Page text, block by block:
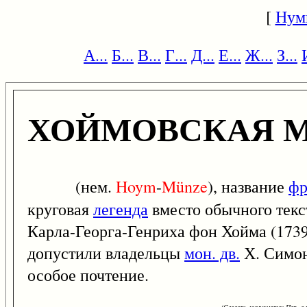
[
А... Б... В... Г... Д... Е... Ж... З...
ХОЙМОВСКАЯ
(нем. Hoym-Münze), название
круговаялегендавместо обычного
Карла-Георга-Генриха фон Хойма
допустили владельцымон. дв. Х.
особое почтение.